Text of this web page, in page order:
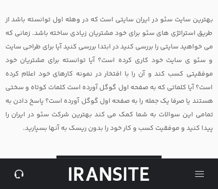
بهترین سایت سئو در ایران سایتی است که در وهله اول توانسته باشد از
طریق استراتژی های سئو برای خود مشتریان زیادی ساخته باشد. زمانی که
می خواهید سایتی را بررسی کنید در ابتدا بررسی کنید آیا برای طراحی سایت
و سئو ی سایت خود کاری کرده است؟ آیا توانسته برای مشتریان خود
موفقیتی کسب کند و آن را با افتخار در نمونه کارهای خود اعلام کرده
است؟ آیا کلماتی که به صفحه اول گوگل آورده است کلمات کوتاه و سختی
هستند یا صرفا یک جمله را به صفحه اول گوگل آورده است؟ پاسخ دادن به
تمامی این سوالات به شما کمک می کند بهترین شرکت سئو در ایران را
پیدا کنید و موفقیت کسب و کار خود را بدون ریسک به آنها بسپارید.
درخواست مشاوره سئو